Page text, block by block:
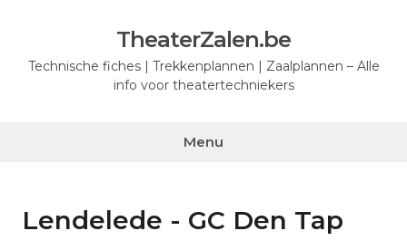
TheaterZalen.be
Technische fiches | Trekkenplannen | Zaalplannen – Alle
info voor theatertechniekers
Menu
Lendelede - GC Den Tap